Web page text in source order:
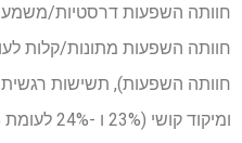
ומיקוד קושי (23% ו -24% לעומת 13%).